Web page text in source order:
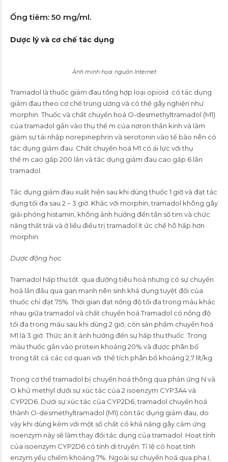
Ống tiêm: 50 mg/ml.
Dược lý và cơ chế tác dụng
Ảnh minh họa: nguồn Internet
Tramadol là thuốc giảm đau tổng hợp loại opioid có tác dụng
giảm đau theo cơ chế trung ương và có thể gây nghiện như
morphin. Thuốc và chất chuyển hoá O-desmethyltramadol (M1)
của tramadol gắn vào thụ thể m của nơron thần kinh và làm
giảm sự tái nhập norepinephrin và serotonin vào tế bào nên có
tác dụng giảm đau. Chất chuyển hoá M1 có ái lực với thụ
thể m cao gấp 200 lần và tác dụng giảm đau cao gấp 6 lần
tramadol.
Tác dụng giảm đau xuất hiện sau khi dùng thuốc 1 giờ và đạt tác
dụng tối đa sau 2 – 3 giờ. Khác với morphin, tramadol không gây
giải phóng histamin, không ảnh hưởng đến tần số tim và chức
năng thất trái và ở liều điều trị tramadol ít ức chế hô hấp hơn
morphin.
Dược động học
Tramadol hấp thu tốt qua đường tiêu hoá nhưng có sự chuyển
hoá lần đầu qua gan mạnh nên sinh khả dụng tuyệt đối của
thuốc chỉ đạt 75%. Thời gian đạt nồng độ tối đa trong máu khác
nhau giữa tramadol và chất chuyển hoá.Tramadol có nồng độ
tối đa trong máu sau khi dùng 2 giờ, còn sản phẩm chuyển hoá
M1 là 3 giờ. Thức ăn ít ảnh hưởng đến sự hấp thu thuốc. Trong
máu thuốc gắn vào protein khoảng 20% và được phân bố
trong tất cả các cơ quan với thể tích phân bố khoảng 2,7 lít/kg.
Trong cơ thể tramadol bị chuyển hoá thông qua phản ứng N và
O khử methyl dưới sự xúc tác của 2 isoenzym CYP3A4 và
CYP2D6. Dưới sự xúc tác của CYP2D6, tramadol chuyển hoá
thành O-desmethyltramadol (M1) còn tác dụng giảm đau, do
vậy khi dùng kèm với một số chất có khả năng gây cảm ứng
isoenzym này sẽ làm thay đổi tác dụng của tramadol. Hoạt tính
của isoenzym CYP2D6 có tính di truyền. Tỉ lệ có hoạt tính
enzym yếu chiếm khoảng 7%. Ngoài sự chuyển hoá qua pha I,